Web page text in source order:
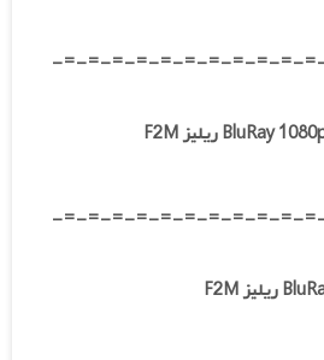
-=-=-=-=-=-=-=-=-=-=-
-=-=-=-=-=-=-=-=-=-=-